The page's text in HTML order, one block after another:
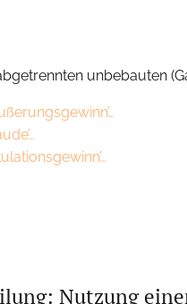
unbebauten
Nutzung